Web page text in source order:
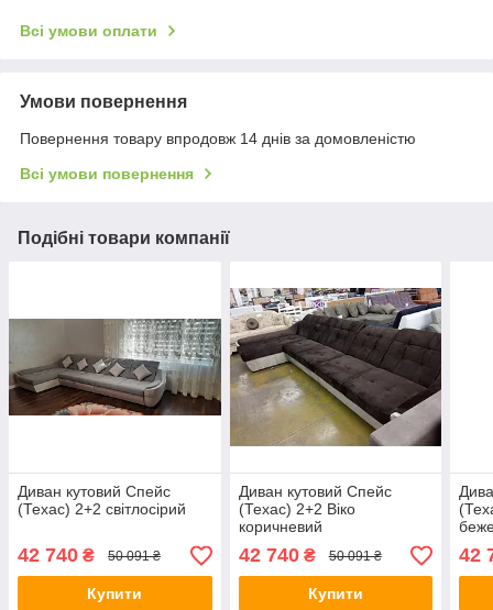
Всі умови оплати
Умови повернення
Повернення товару впродовж 14 днів за домовленістю
Всі умови повернення
Подібні товари компанії
Диван кутовий Спейс
(Техас) 2+2 світлосірий
42 740 ₴ 50 091 ₴
Купити
Диван кутовий Спейс
(Техас) 2+2 Віко
коричневий
42 740₴ 50 091 ₴
Купити
42